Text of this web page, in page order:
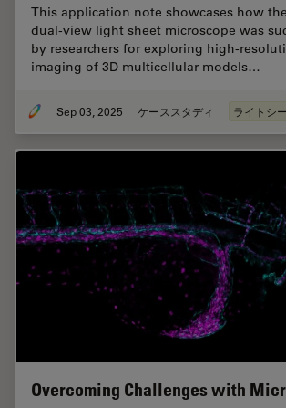
This application note showcases how
dual-view light sheet microscope was
by researchers for exploring high-
imaging of 3D multicellular models…
Sep 03, 2025 ケーススタディ ライトシ
Overcoming Challenges with